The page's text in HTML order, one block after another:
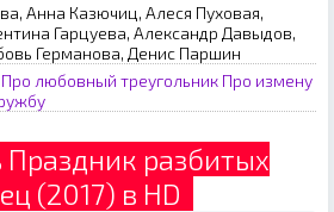
Анна Казючиц, Алеся Пуховая,
Гарцуева, Александр Давыдов,
Германова, Денис Паршин
Про любовный треугольник Про измену
Праздник разбитых
(2017) в HD